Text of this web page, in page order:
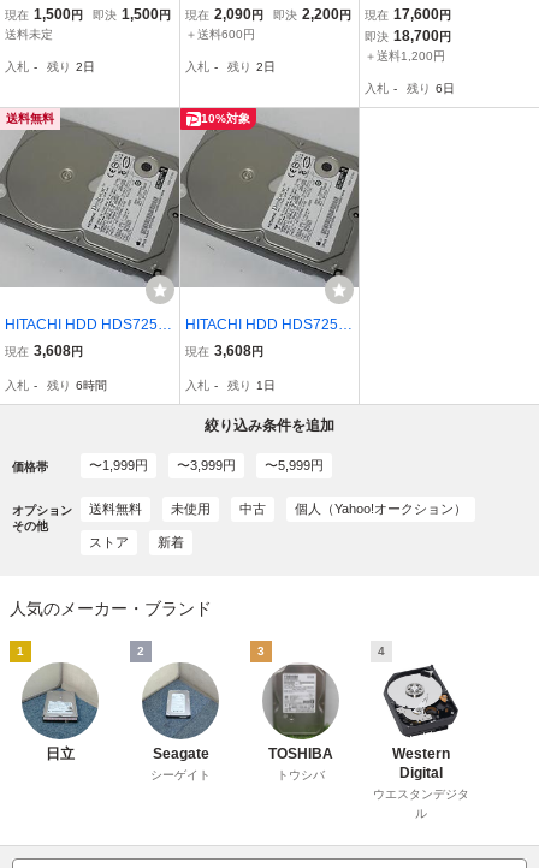
コーダー用【DXBS100
0】 交換・換装用 内蔵HD
時間：3638時間 H01313
現在 1,500円 即決 1,500円
送料未定
入札 - 残り 2日
内蔵ハードHDD/500GB/H
DS725050KLAT80/IDE
正常品と確認済み ３ヶ月
現在 2,090円 即決 2,200円
＋送料600円
入札 - 残り 2日
内蔵ハードHDD/500GB/H
DS725050KLAT80/IDE
「CrystalDiskInfo」にて
月保証 10個セット
現在 17,600円
即決 18,700円
＋送料1,200円
入札 - 残り 6日
送料無料
HITACHI HDD HDS7250
50KLAT80 500GB IDE Ult
ク
現在 3,608円
入札 - 残り 6時間
10%対象
HITACHI HDD HDS7250
50KLAT80 500GB IDE Ult
ク
現在 3,608円
入札 - 残り 1日
絞り込み条件を追加
価格帯 〜1,999円 〜3,999円 〜5,999円
オプション
その他
送料無料 未使用 中古 個人（Yahoo!オークション）
ストア 新着
人気のメーカー・ブランド
1
日立
2
Seagate
シーゲイト
3
TOSHIBA
トウシバ
4
Western
Digital
ウエスタンデジタ
ル